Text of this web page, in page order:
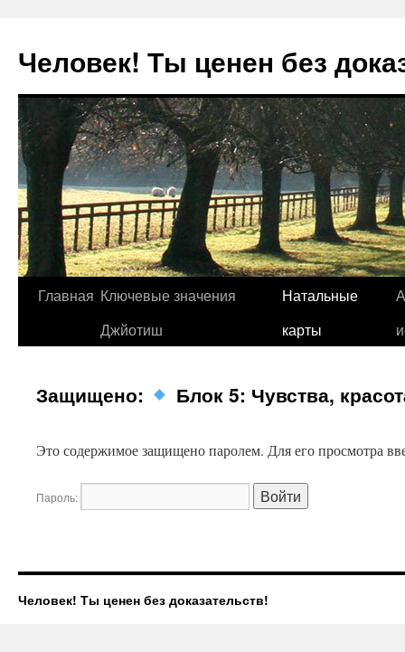
Человек! Ты ценен без
Перейти
Главная Ключевые значения
Джйотиш
Натальные
карты
Защищено: Блок 5: Чувства,
Это содержимое защищено паролем. Для его просмотра
Пароль:
Человек! Ты ценен без доказательств!